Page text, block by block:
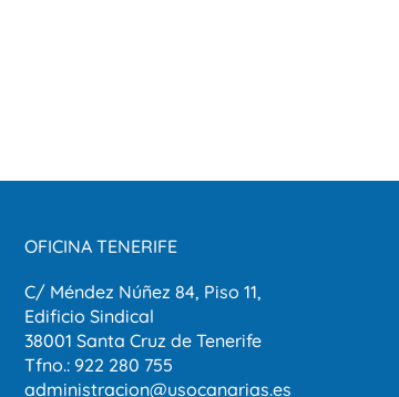
OFICINA TENERIFE
C/ Méndez Núñez 84, Piso 11,
Edificio Sindical
38001 Santa Cruz de Tenerife
Tfno.: 922 280 755
administracion@usocanarias.es